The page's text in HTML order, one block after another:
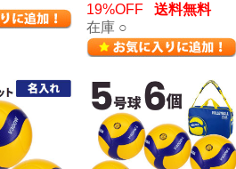
19%OFF
送料無料
在庫 ○